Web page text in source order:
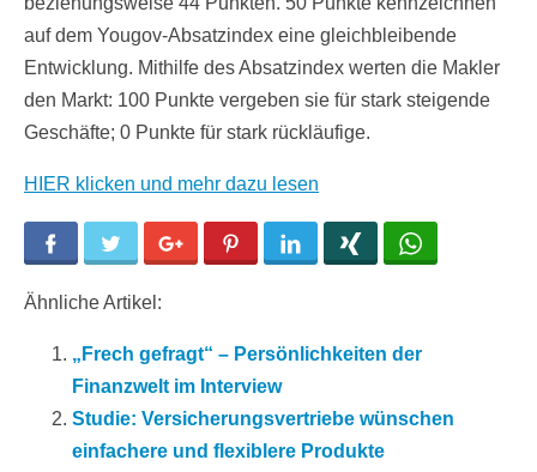
auf dem Yougov-Absatzindex eine gleichbleibende
Entwicklung. Mithilfe des Absatzindex werten die Makler
den Markt: 100 Punkte vergeben sie für stark steigende
Geschäfte; 0 Punkte für stark rückläufige.
HIER klicken und mehr dazu lesen
Facebook Twitter Google+ Pinterest LinkedIn
Ähnliche Artikel:
„Frech gefragt“ – Persönlichkeiten der
Finanzwelt im Interview
Studie: Versicherungsvertriebe wünschen
einfachere und flexiblere Produkte